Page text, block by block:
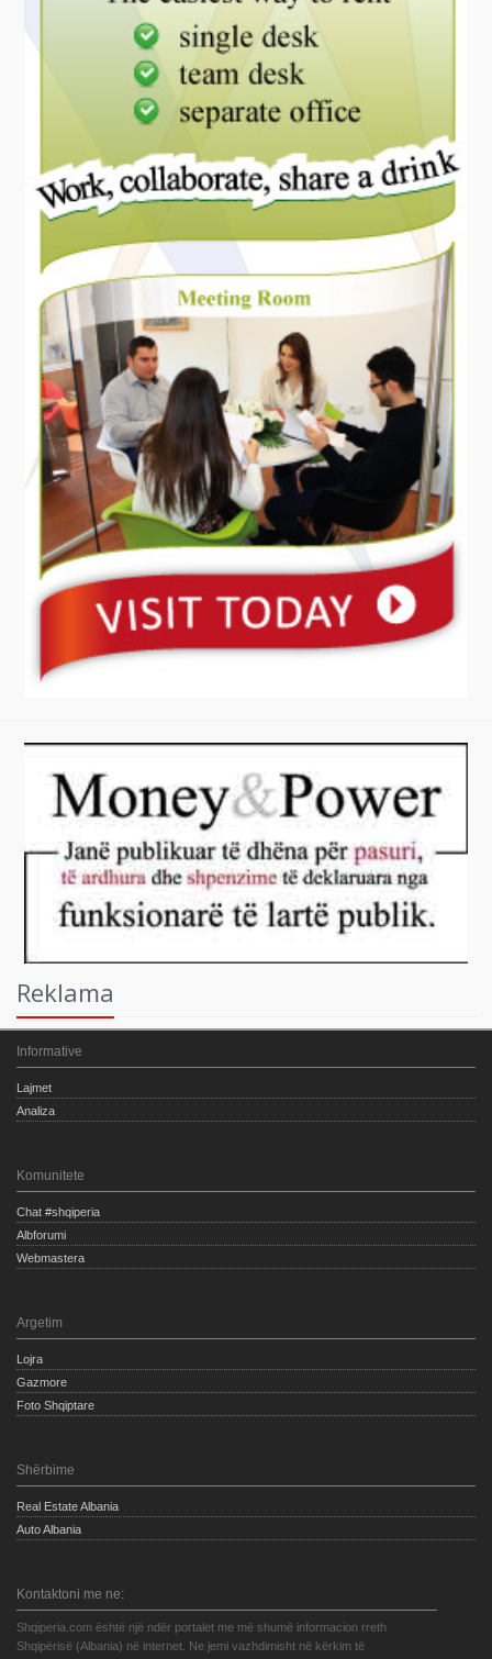
Reklama
Informative
Lajmet
Analiza
Komunitete
Chat #shqiperia
Albforumi
Webmastera
Argetim
Lojra
Gazmore
Foto Shqiptare
Shërbime
Real Estate Albania
Auto Albania
Kontaktoni me ne:
Shqiperia.com është një ndër portalet me më shumë informacion rreth
Shqipërisë (Albania) në internet. Ne jemi vazhdimisht në kërkim të